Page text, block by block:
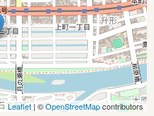
Leaflet| ©OpenStreetMapcontributors